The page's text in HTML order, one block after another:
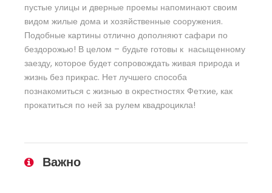
пустые улицы и дверные проемы напоминают своим
видом жилые дома и хозяйственные сооружения.
Подобные картины отлично дополняют сафари по
бездорожью! В целом – будьте готовы к насыщенному
заезду, которое будет сопровождать живая природа и
жизнь без прикрас. Нет лучшего способа
познакомиться с жизнью в окрестностях Фетхие, как
прокатиться по ней за рулем квадроцикла!
Важно